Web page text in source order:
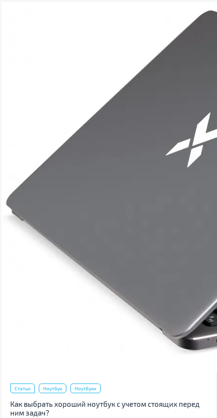
Статьи Ноутбук Ноутбуки
Как выбрать хороший ноутбук с учетом стоящих перед
ним задач?